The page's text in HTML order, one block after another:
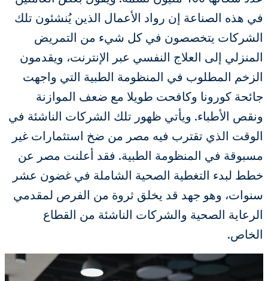
في هذه الصناعة إن رواد الأعمال الذين يُنشئون تلك
الشركات يتخصصون في كل شيء من التمريض
المنزلي إلى العلاج النفسي عبر الإنترنت، ويقدمون
الزخم المطلوب في المنظومة الطبية التي واجهت
جائحة كورونا وكافحت طويلا مع ضعف الموازنة
ونقص الأطباء. ويأتي ظهور تلك الشركات الناشئة في
الوقت الذي تقترب فيه مصر من ضخ استثمارات غير
مسبوقة في المنظومة الطبية. فقد أعلنت مصر عن
خطط لبدء التغطية الصحية الشاملة في غضون عشر
سنوات، وهو جهد قد يخلق ثروة من الفرص لمقدمي
الرعاية الصحية والشركات الناشئة من القطاع
الخاص.